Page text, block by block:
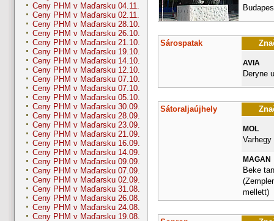
Ceny PHM v Maďarsku 04.11.
Ceny PHM v Maďarsku 02.11.
Ceny PHM v Maďarsku 28.10.
Ceny PHM v Maďarsku 26.10.
Ceny PHM v Maďarsku 21.10.
Ceny PHM v Maďarsku 19.10.
Ceny PHM v Maďarsku 14.10.
Ceny PHM v Maďarsku 12.10.
Ceny PHM v Maďarsku 07.10.
Ceny PHM v Maďarsku 07.10.
Ceny PHM v Maďarsku 05.10.
Ceny PHM v Maďarsku 30.09.
Ceny PHM v Maďarsku 28.09.
Ceny PHM v Maďarsku 23.09.
Ceny PHM v Maďarsku 21.09.
Ceny PHM v Maďarsku 16.09.
Ceny PHM v Maďarsku 14.09.
Ceny PHM v Maďarsku 09.09.
Ceny PHM v Maďarsku 07.09.
Ceny PHM v Maďarsku 02.09.
Ceny PHM v Maďarsku 31.08.
Ceny PHM v Maďarsku 26.08.
Ceny PHM v Maďarsku 24.08.
Ceny PHM v Maďarsku 19.08.
Sárospatak
AVIA
Deryne
Sátoraljaújhely
MOL
MAGAN
Beke
mellett)